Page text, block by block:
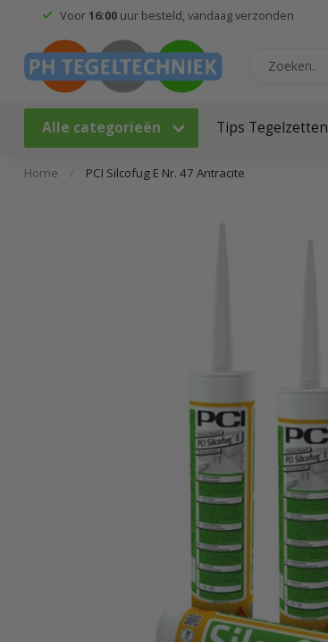
Voor16:00uur besteld, vandaag verzonden
Alle categorieën Tips Tegelzetten
Home / PCI Silcofug E Nr. 47 Antracite